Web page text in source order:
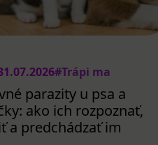
#Trápi ma
parazity u psa a
ako ich rozpoznať,
a predchádzať im